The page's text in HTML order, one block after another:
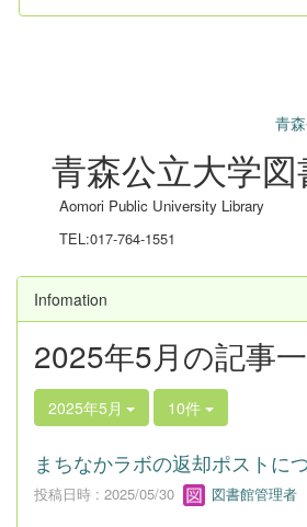
青
青森公立大学図
Aomori Public University Library
TEL:017-764-1551
Infomation
2025年5月の記事
2025年5月 10件
まちなかラボの返却ポストに
投稿日時 : 2025/05/30 図書館管理者